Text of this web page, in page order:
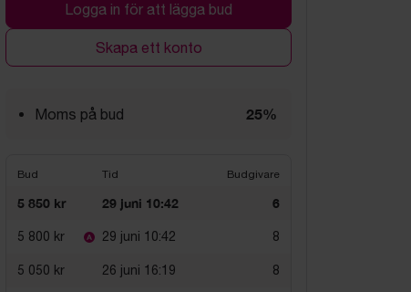
Logga in för att lägga bud
Skapa ett konto
Moms på bud 25%
Bud Tid Budgivare
5 850 kr 29 juni 10:42 6
5 800 kr 29 juni 10:42 8
5 050 kr 26 juni 16:19 8